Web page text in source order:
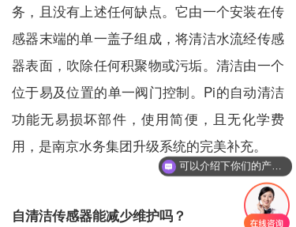
务，且没有上述任何缺点。它由一个安装在传
感器末端的单一盖子组成，将清洁水流经传感
器表面，吹除任何积聚物或污垢。清洁由一个
位于易及位置的单一阀门控制。Pi的自动清洁
功能无易损坏部件，使用简便，且无化学费
用，是南京水务集团升级系统的完美补充。
自清洁传感器能减少维护吗？
可以介绍下你们的产品么